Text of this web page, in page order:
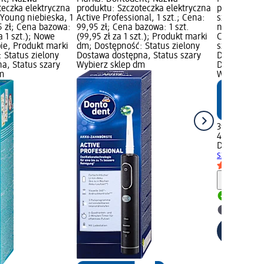
elektryczna
niebieska, 1
Cena bazowa:
1 szt.); Nowe
Produkt marki
Status zielony
Status szary
produktu: Szczoteczka elektryczna
Active Professional, 1 szt.; Cena:
99,95 zł; Cena bazowa: 1 szt.
(99,95 zł za 1 szt.); Produkt marki
dm; Dostępność: Status zielony
Dostawa dostępna, Status szary
Wybierz sklep dm
produktu:
szczoteczki
niebieskie,
Cena
szt.);
Dostawa
Wybierz
39,95 zł
4 szt. (9,99
Dontodent